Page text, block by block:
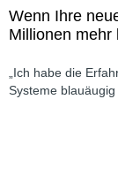
Wenn Ihre
Millionen mehr
„Ich habe die
Systeme